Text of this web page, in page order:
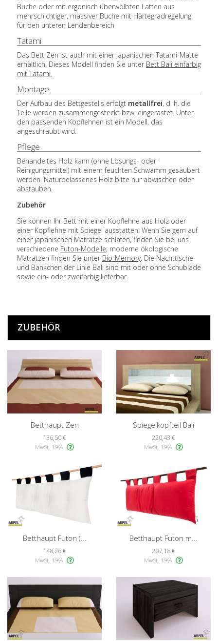
Buche oder mit ergonisch überwölbten Latten aus
mehrschichtiger, massiver Buche mit Härtegradregelung
für den unteren Lendenbereich
Tatami
Das Bett Zen ist auch mit einer japanischen Tatami-Matte
erhältlich. Dieses Modell finden Sie unter Bett Bali einfarbig
mit Tatami.
Montage
Der Aufbau des Bettgestells erfolgt metallfrei, d. h. die
Teile werden zusammengesteckt bzw. eingerastet. Unter
den passenden Kopflehnen ist ein Modell, das
angeschraubt wird.
Pflege
Behandeltes Holz kann (ohne Lösungs- oder
Reinigungsmittel) mit einem feuchten Schwamm gesäubert
werden. Naturbelassenes Holz bitte nur abwischen oder
abstauben.
Zubehör
Sie können Ihr Bett mit einer Kopflehne aus Holz oder
einer Kopflehne mit Spiegel ausstatten. Wenn Sie gern auf
einer japanischen Matratze schlafen, finden Sie bei uns
verschiedene Futon-Modelle; moderne ökologische
Matratzen finden Sie unter Bio-Memory. Die Nachttische
und Bänkchen der Linie Bali sind mit oder ohne Schublade
sowie ein- oder zweifarbig lieferbar.
ZUBEHÖR
Betthaupt Zen
136,50 €
MwSt. 19%
Spiegelkopfteil Bali
220,43 €
MwSt. 19%
Betthaupt Futon (...
148,26 €
MwSt. 19%
Betthaupt Futon m...
207,18 €
MwSt. 19%